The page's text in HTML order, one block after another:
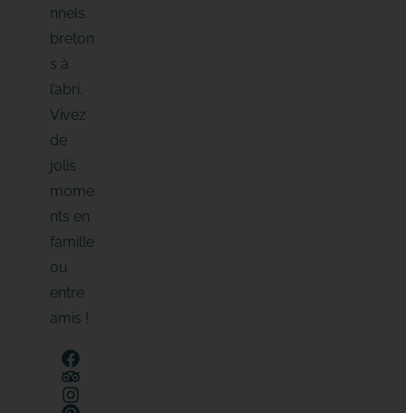
nnels
breton
s à
l’abri.
Vivez
de
jolis
mome
nts en
famille
ou
entre
amis !